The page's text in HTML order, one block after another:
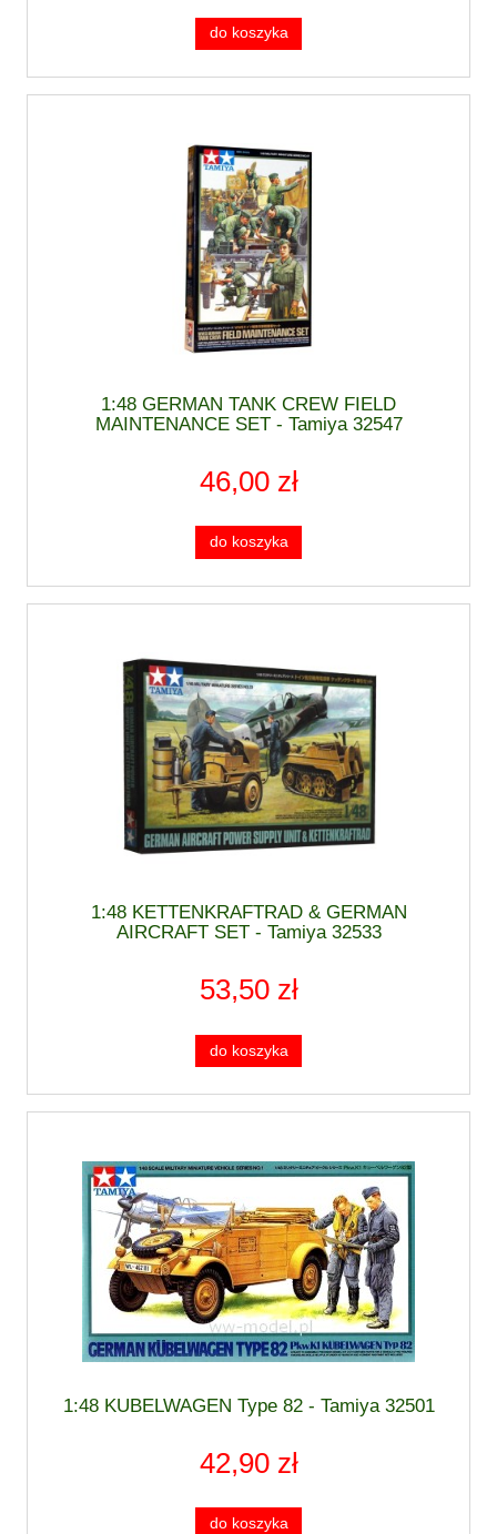
do koszyka
1:48 GERMAN TANK CREW FIELD
MAINTENANCE SET - Tamiya 32547
46,00 zł
do koszyka
1:48 KETTENKRAFTRAD & GERMAN
AIRCRAFT SET - Tamiya 32533
53,50 zł
do koszyka
1:48 KUBELWAGEN Type 82 - Tamiya 32501
42,90 zł
do koszyka